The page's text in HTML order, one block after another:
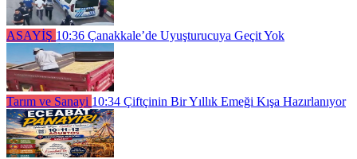
ASAYİŞ 10:36 Çanakkale’de Uyuşturucuya Geçit Yok
Tarım ve Sanayi 10:34 Çiftçinin Bir Yıllık Emeği Kışa Hazırlanıyor